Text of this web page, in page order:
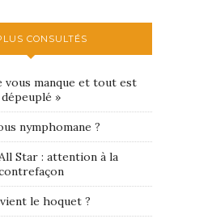
CONSULTÉS
vous manque et tout est
dépeuplé »
nymphomane ?
Star : attention à la
vient le hoquet ?